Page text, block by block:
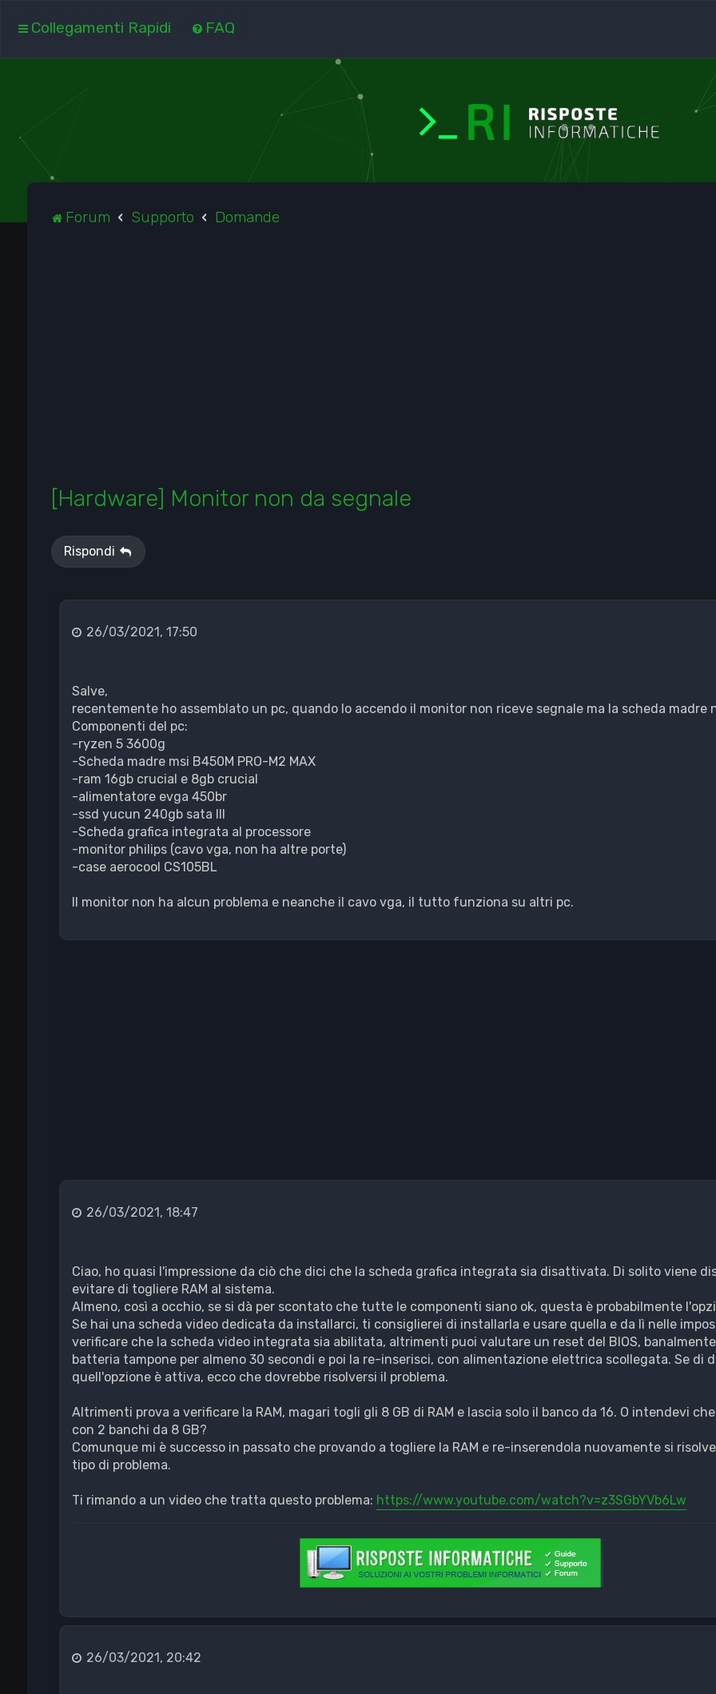
Collegamenti Rapidi FAQ
Forum Supporto Domande
[Hardware] Monitor non da segnale
Rispondi
26/03/2021, 17:50
Salve,
recentemente ho assemblato un pc, quando lo accendo il monitor non riceve segnale ma la scheda madre
Componenti del pc:
-ryzen 5 3600g
-Scheda madre msi B450M PRO-M2 MAX
-ram 16gb crucial e 8gb crucial
-alimentatore evga 450br
-ssd yucun 240gb sata III
-Scheda grafica integrata al processore
-monitor philips (cavo vga, non ha altre porte)
-case aerocool CS105BL
Il monitor non ha alcun problema e neanche il cavo vga, il tutto funziona su altri pc.
26/03/2021, 18:47
Ciao, ho quasi l'impressione da ciò che dici che la scheda grafica integrata sia disattivata. Di solito viene
evitare di togliere RAM al sistema.
Almeno, così a occhio, se si dà per scontato che tutte le componenti siano ok, questa è probabilmente
Se hai una scheda video dedicata da installarci, ti consiglierei di installarla e usare quella e da lì nelle
verificare che la scheda video integrata sia abilitata, altrimenti puoi valutare un reset del BIOS,
batteria tampone per almeno 30 secondi e poi la re-inserisci, con alimentazione elettrica scollegata. Se di
quell'opzione è attiva, ecco che dovrebbe risolversi il problema.
Altrimenti prova a verificare la RAM, magari togli gli 8 GB di RAM e lascia solo il banco da 16. O intendevi
con 2 banchi da 8 GB?
Comunque mi è successo in passato che provando a togliere la RAM e re-inserendola nuovamente si
tipo di problema.
Ti rimando a un video che tratta questo problema: https://www.youtube.com/watch?v=z3SGbYVb6Lw
26/03/2021, 20:42